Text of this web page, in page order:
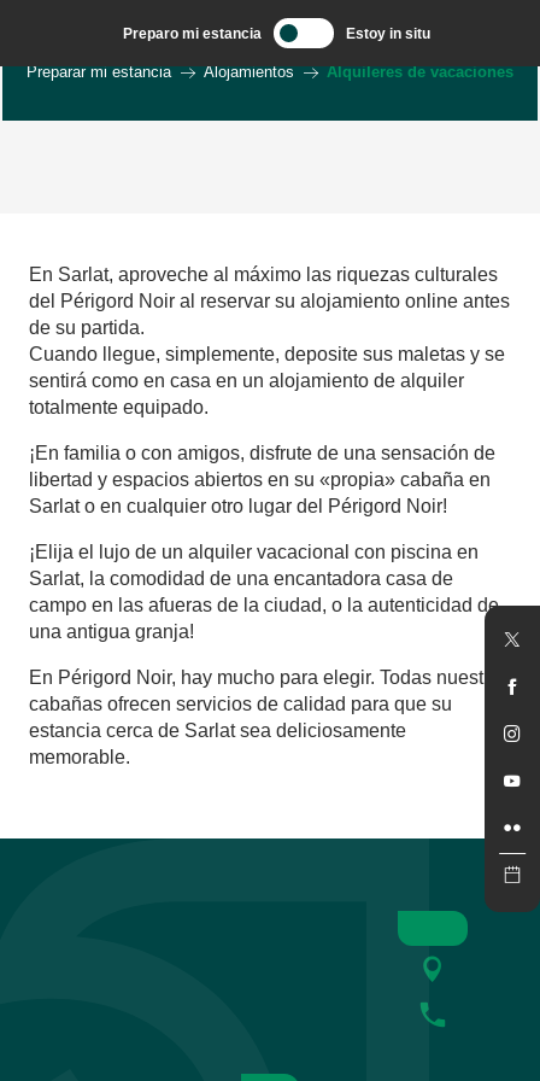
contenu
Preparo mi estancia Estoy in situ
Bienvenido a Sarlat en el corazón de la región de Dordoña.
Preparar mi estancia
Alojamientos Alquileres de vacaciones
L'esquirol
Périgourdine de charme
La Maison de Château Trompette
Gîte la Maricou sur les hauteurs de Sarlat
Fleurs de la Feuillade proche de Sarlat - Numéro 2
Gite Amour avec piscine et clim proche Sarlat
Gîte Joie clim et piscine proche de Sarlat
Gite Ermitage avec piscine et clim proche Sarlat
Au pré de l'arbre - Maison en bois massif
En Sarlat, aproveche al máximo las riquezas culturales
del Périgord Noir al reservar su alojamiento online antes
de su partida.
Cuando llegue, simplemente, deposite sus maletas y se
sentirá como en casa en un alojamiento de alquiler
totalmente equipado.
¡En familia o con amigos, disfrute de una sensación de
libertad y espacios abiertos en su «propia» cabaña en
Sarlat o en cualquier otro lugar del Périgord Noir!
¡Elija el lujo de un alquiler vacacional con piscina en
Sarlat, la comodidad de una encantadora casa de
campo en las afueras de la ciudad, o la autenticidad de
una antigua granja!
En Périgord Noir, hay mucho para elegir. Todas nuestras
cabañas ofrecen servicios de calidad para que su
estancia cerca de Sarlat sea deliciosamente
memorable.